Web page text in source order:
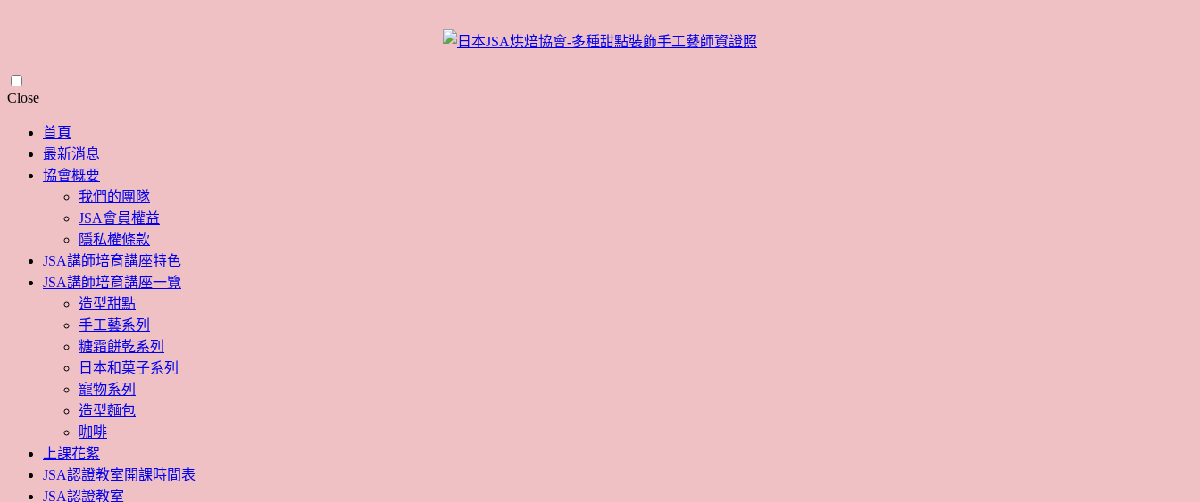
CloseSkip
content
首頁
最新消息
協會概要
我們的團隊
JSA會員權益
隱私權條款
JSA講師培育講座特色
JSA講師培育講座一覽
造型甜點
手工藝系列
糖霜餅乾系列
日本和菓子系列
寵物系列
造型麵包
咖啡
上課花絮
JSA認證教室開課時間表
JSA認證教室